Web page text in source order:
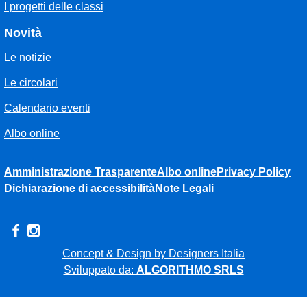
I progetti delle classi
Novità
Le notizie
Le circolari
Calendario eventi
Albo online
Amministrazione TrasparenteAlbo onlinePrivacy Policy
Dichiarazione di accessibilitàNote Legali
Concept & Design by Designers Italia
Sviluppato da: ALGORITHMO SRLS